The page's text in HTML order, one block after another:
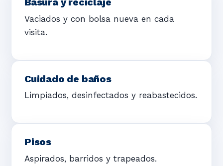
Vaciados y con bolsa nueva en cada
visita.
Cuidado de baños
Limpiados, desinfectados y reabastecidos.
Pisos
Aspirados, barridos y trapeados.